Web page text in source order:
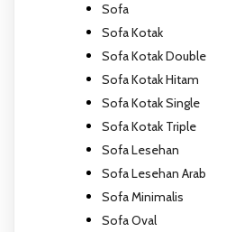
Sofa
Sofa Kotak
Sofa Kotak Double
Sofa Kotak Hitam
Sofa Kotak Single
Sofa Kotak Triple
Sofa Lesehan
Sofa Lesehan Arab
Sofa Minimalis
Sofa Oval